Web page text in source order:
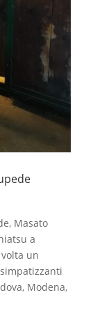
Masato
a
un
Modena,